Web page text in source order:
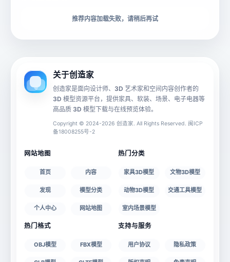
材质贴图
文件大小
推荐内容加载失败，请稍后再试
关于创造家
创造家是面向设计师、3D 艺术家和空间内容创作者的
3D 模型资源平台，提供家具、软装、场景、电子电器等
高品质 3D 模型下载与在线预览体验。
Copyright © 2024-2026 创造家. All Rights Reserved. 闽ICP
备18008255号-2
网站地图
首页 内容
发现 模型分类
个人中心 网站地图
热门分类
家具3D模型 文物3D模型
动物3D模型 交通工具模型
室内场景模型
热门格式
OBJ模型 FBX模型
支持与服务
用户协议 隐私政策